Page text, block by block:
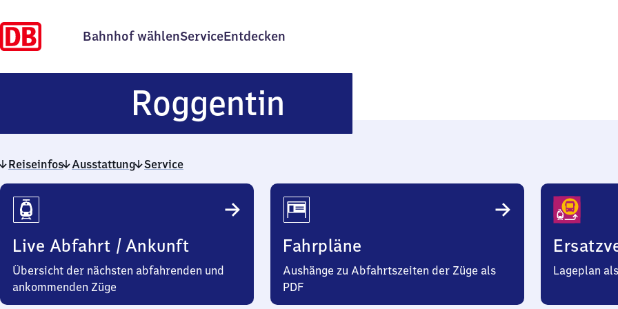
Bahnhof wählenServiceEntdecken
Roggentin
Reiseinfos Ausstattung Service
Reiseinfos
Live Abfahrt / Ankunft
Übersicht der nächsten abfahrenden und
ankommenden Züge
Fahrpläne
Aushänge zu Abfahrtszeiten der Züge als
PDF
Lageplan